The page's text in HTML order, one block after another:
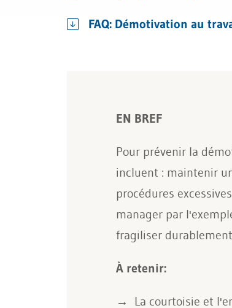
FAQ: Démotivation au
EN BREF
Pour prévenir la
incluent : maintenir
procédures
manager par
fragiliser
À retenir:
La courtoisie et